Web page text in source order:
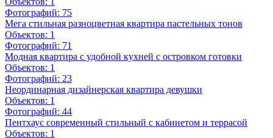
Фотографий: 75
Мега стильная разноцветная квартира пастельных тонов
Объектов: 1
Фотографий: 71
Модная квартира с удобной кухней с островком готовки
Объектов: 1
Фотографий: 23
Неординарная дизайнерская квартира девушки
Объектов: 1
Фотографий: 44
Пентхаус современный стильный с кабинетом и террасой
Объектов: 1